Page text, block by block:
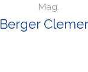
Mag.
Berger